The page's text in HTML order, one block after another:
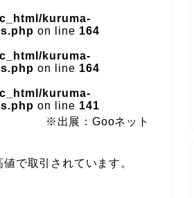
kuruma-
on line 164
kuruma-
on line 164
kuruma-
on line 141
※出展：Gooネット
で取引されています。